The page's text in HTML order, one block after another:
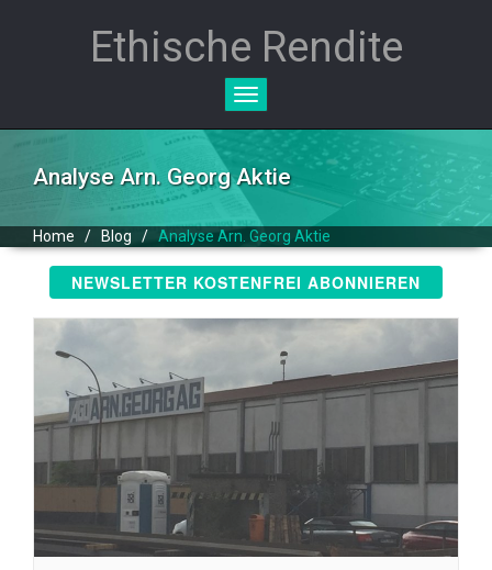
Ethische Rendite
Toggle
Analyse Arn. Georg Aktie
Home / Blog / Analyse Arn. Georg Aktie
NEWSLETTER KOSTENFREI ABONNIEREN